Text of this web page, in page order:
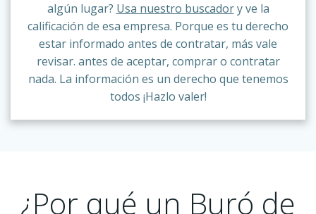
algún lugar? Usa nuestro buscadory ve la
calificación de esa empresa. Porque es tu derecho
estar informado antes de contratar, más vale
revisar. antes de aceptar, comprar o contratar
nada. La información es un derecho que tenemos
todos ¡Hazlo valer!
¿Por qué un Buró de